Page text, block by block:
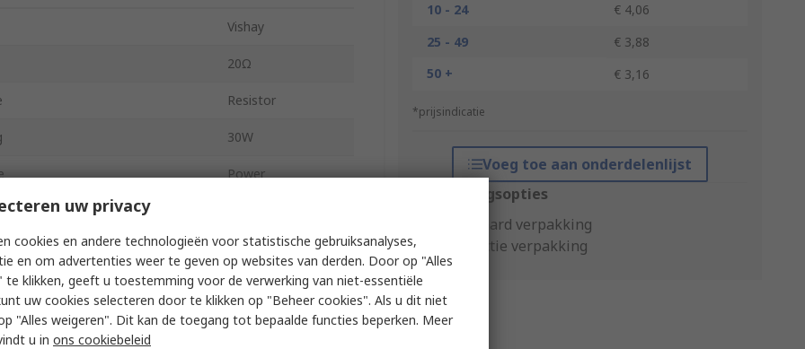
10 - 24
€ 4,06
25 - 49
€ 3,88
50 +
€ 3,16
*prijsindicatie
Voeg toe aan onderdelenlijst
Verpakkingsopties
Standaard verpakking
Productie verpakking
Vishay
20Ω
Resistor
30W
Power
Tube
Radial
750V
uw privacy
cookies en andere technologieën voor statistische gebruiksanalyses,
en om advertenties weer te geven op websites van derden. Door op "Alles
te klikken, geeft u toestemming voor de verwerking van niet-essentiële
uw cookies selecteren door te klikken op "Beheer cookies". Als u dit niet
"Alles weigeren". Dit kan de toegang tot bepaalde functies beperken. Meer
u in ons cookiebeleid